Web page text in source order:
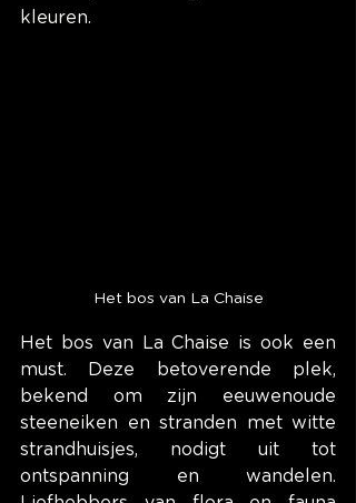
kleuren.
Het bos van La Chaise
Het bos van La Chaise is ook een
must. Deze betoverende plek,
bekend om zijn eeuwenoude
steeneiken en stranden met witte
strandhuisjes, nodigt uit tot
ontspanning en wandelen.